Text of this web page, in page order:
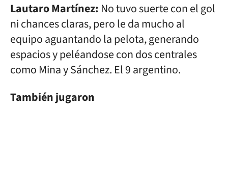
Lautaro Martínez: No tuvo suerte con el gol
ni chances claras, pero le da mucho al
equipo aguantando la pelota, generando
espacios y peléandose con dos centrales
como Mina y Sánchez. El 9 argentino.
También jugaron